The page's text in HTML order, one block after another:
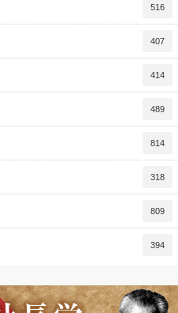
516
407
414
489
814
318
809
394